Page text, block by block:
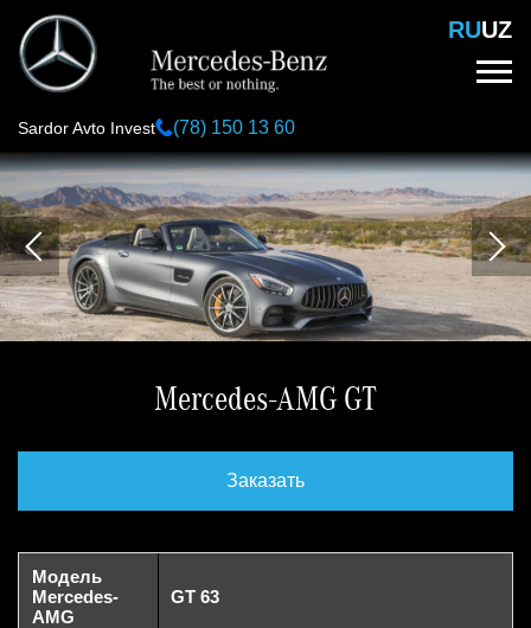
Перейти
основному
содержанию
RUUZ
Sardor Avto Invest (78) 150 13 60
Mercedes-AMG GT
Заказать
Модель
Mercedes-
AMG
GT 63